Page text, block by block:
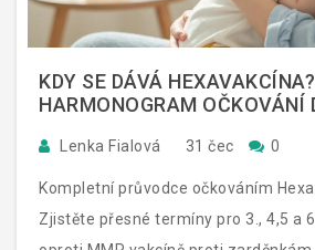
KDY SE DÁVÁ
HARMONOGRAM OČKOVÁNÍ
Lenka Fialová 31 čec 0
Kompletní průvodce očkováním
Zjistěte přesné termíny pro 3., 4,5 a